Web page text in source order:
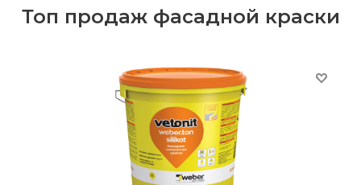
Топ продаж фасадной краски